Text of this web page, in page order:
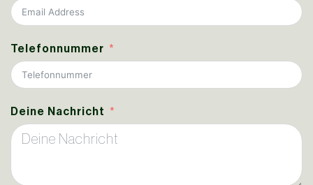
Telefonnummer
Deine Nachricht